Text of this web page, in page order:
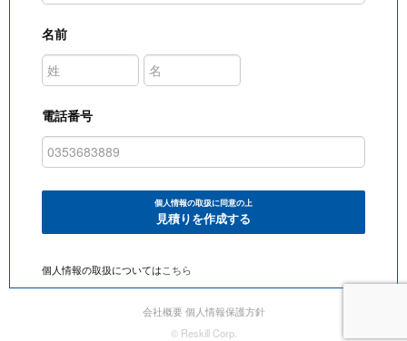
名前
電話番号
個人情報の取扱に同意の上
見積りを作成する
個人情報の取扱についてはこちら
会社概要 個人情報保護方針
© Reskill Corp.